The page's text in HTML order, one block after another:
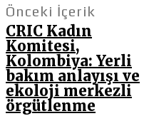
Önceki İçerik
CRIC Kadın
Komitesi,
Kolombiya: Yerli
bakım anlayışı ve
ekoloji merkezli
örgütlenme